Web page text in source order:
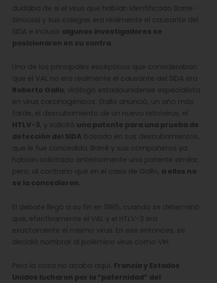
dudaba de si el virus que habían identificado Barré-
Sinoussi y sus colegas era realmente el causante del
SIDA e incluso algunos investigadores se
posicionaron en su contra.
Uno de los principales escépticos que consideraban
que el VAL no era realmente el causante del SIDA era
Roberto Gallo, virólogo estadounidense especialista
en virus carcinogénicos. Gallo anunció, un año más
tarde, el descubrimiento de un nuevo retrovirus, el
HTLV-3, y solicitó una patente para una prueba de
detección del SIDA basada en sus descubrimientos,
que le fue concedida. Barré y sus compañeros ya
habían solicitado anteriormente una patente similar,
pero, al contrario que en el caso de Gallo, a ellos no
se la concedieron.
El debate llegó a su fin en 1985, cuando se determinó
que, efectivamente el VAL y el HTLV-3 era
exactamente el mismo virus. En ese entonces, se
decidió nombrar al polémico virus como VIH.
Pero la cosa no acaba aquí. Francia y Estados
Unidos lucharon por la “paternidad” del